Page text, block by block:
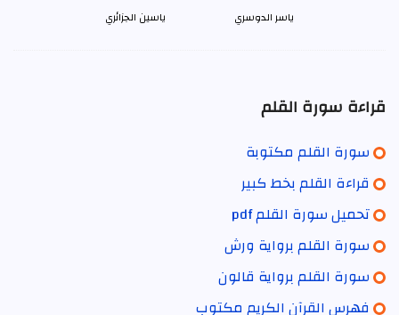
ياسر الدوسري ياسين الجزائري
قراءة سورة القلم
سورة القلم مكتوبة
قراءة القلم بخط كبير
تحميل سورة القلم pdf
سورة القلم برواية ورش
سورة القلم برواية قالون
فهرس القرآن الكريم مكتوب